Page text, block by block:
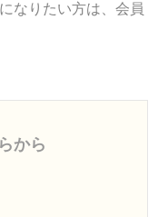
なりたい方は、会員
から